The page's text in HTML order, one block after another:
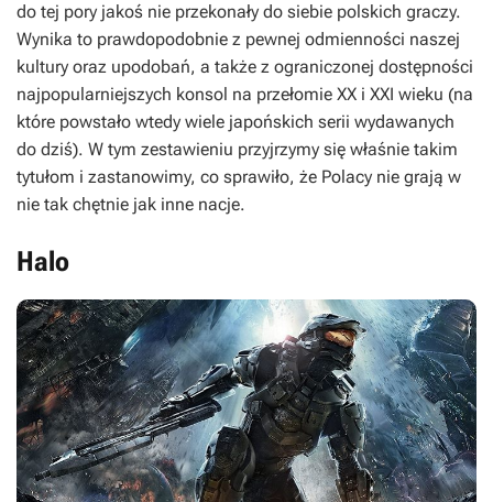
do tej pory jakoś nie przekonały do siebie polskich graczy.
Wynika to prawdopodobnie z pewnej odmienności naszej
kultury oraz upodobań, a także z ograniczonej dostępności
najpopularniejszych konsol na przełomie XX i XXI wieku (na
które powstało wtedy wiele japońskich serii wydawanych
do dziś). W tym zestawieniu przyjrzymy się właśnie takim
tytułom i zastanowimy, co sprawiło, że Polacy nie grają w
nie tak chętnie jak inne nacje.
Halo